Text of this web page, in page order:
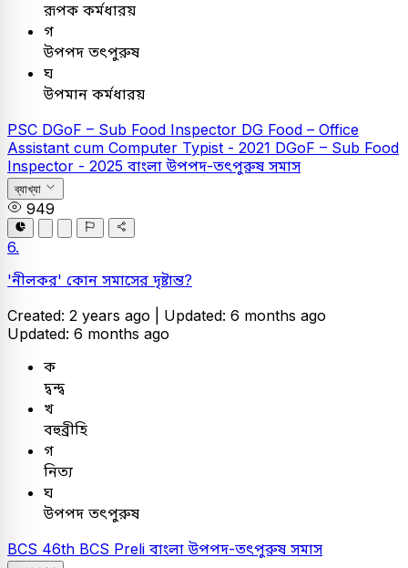
রূপক কর্মধারয়
গ
উপপদ তৎপুরুষ
ঘ
উপমান কর্মধারয়
PSC DGoF – Sub Food Inspector DG Food – Office
Assistant cum Computer Typist - 2021 DGoF – Sub Food
Inspector - 2025 বাংলাউপপদ-তৎপুরুষ সমাস
ব্যাখ্যা
949
6.
'নীলকর' কোন সমাসের দৃষ্টান্ত?
Created: 2 years ago | Updated: 6 months ago
Updated: 6 months ago
ক
দ্বন্দ্ব
খ
বহুব্রীহি
গ
নিত্য
ঘ
উপপদ তৎপুরুষ
BCS 46th BCS Preli বাংলাউপপদ-তৎপুরুষ সমাস